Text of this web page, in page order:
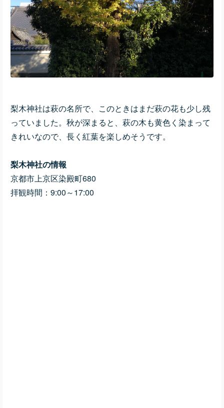
梨木神社は萩の名所で、このときはまだ萩の花も少し残
っていました。秋が深まると、萩の木も黄色く染まって
きれいなので、長く紅葉を楽しめそうです。
梨木神社の情報
京都市上京区染殿町680
拝観時間：9:00～17:00